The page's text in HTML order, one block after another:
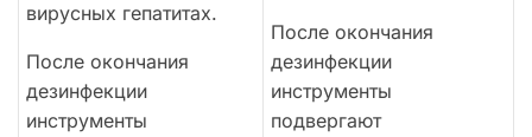
вирусных гепатитах.
После окончания
дезинфекции
инструменты
После окончания
дезинфекции
инструменты
подвергают